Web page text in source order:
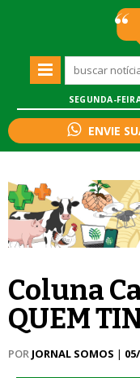
SEGUNDA-
ENVIE
Coluna
QUEM
POR JORNAL SOMOS |